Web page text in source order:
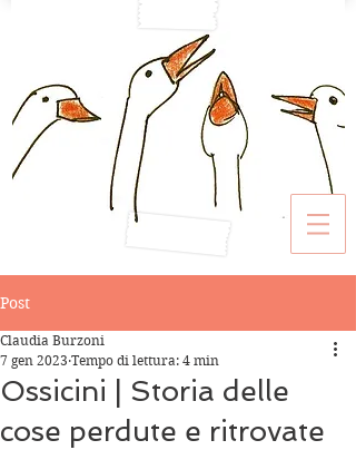
Post
Ossicini | Storia delle
cose perdute e ritrovate
Claudia Burzoni
7 gen 2023 Tempo di lettura: 4 min